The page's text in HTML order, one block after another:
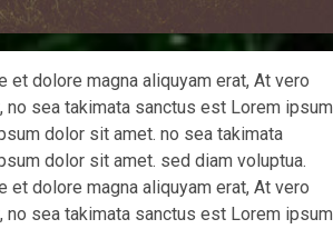
dolore magna aliquyam erat, At vero
sea takimata sanctus est Lorem ipsum
dolor sit amet. no sea takimata
dolor sit amet. sed diam voluptua.
dolore magna aliquyam erat, At vero
sea takimata sanctus est Lorem ipsum